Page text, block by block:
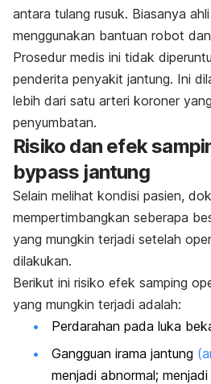
antara tulang rusuk. Biasanya
menggunakan bantuan robot
Prosedur medis ini tidak
penderita penyakit jantung. Ini
lebih dari satu arteri koroner
penyumbatan.
Risiko dan efek
bypass jantung
Selain melihat kondisi pasien,
mempertimbangkan seberapa
yang mungkin terjadi setelah
dilakukan.
Berikut ini risiko efek samping
yang mungkin terjadi adalah:
Perdarahan pada luka
Gangguan irama jantung
menjadi abnormal;